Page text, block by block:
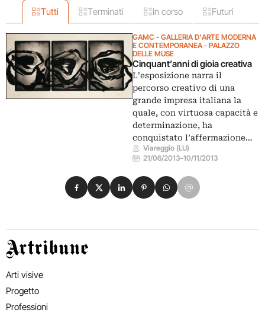
Tutti Terminati In corso Futuri
GAMC - GALLERIA D'ARTE MODERNA
E CONTEMPORANEA - PALAZZO
DELLE MUSE
Cinquant’anni di gioia creativa
L’esposizione narra il
percorso creativo di una
grande impresa italiana la
quale, con virtuosa capacità e
determinazione, ha
conquistato l’affermazione…
Viareggio (LU)
21/06/2013–10/11/2013
Condividi su Facebook
Condividi su X
Condividi su LinkedIn
Condividi su Pinterest
Condividi su WhatsApp
Condividi su Email
Artribune
Arti visive
Progetto
Professioni